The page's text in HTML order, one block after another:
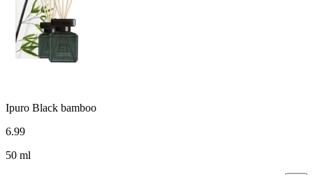
Ipuro Black bamboo
6.99
50 ml